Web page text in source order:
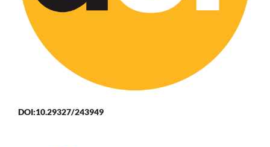
DOI:10.29327/243949